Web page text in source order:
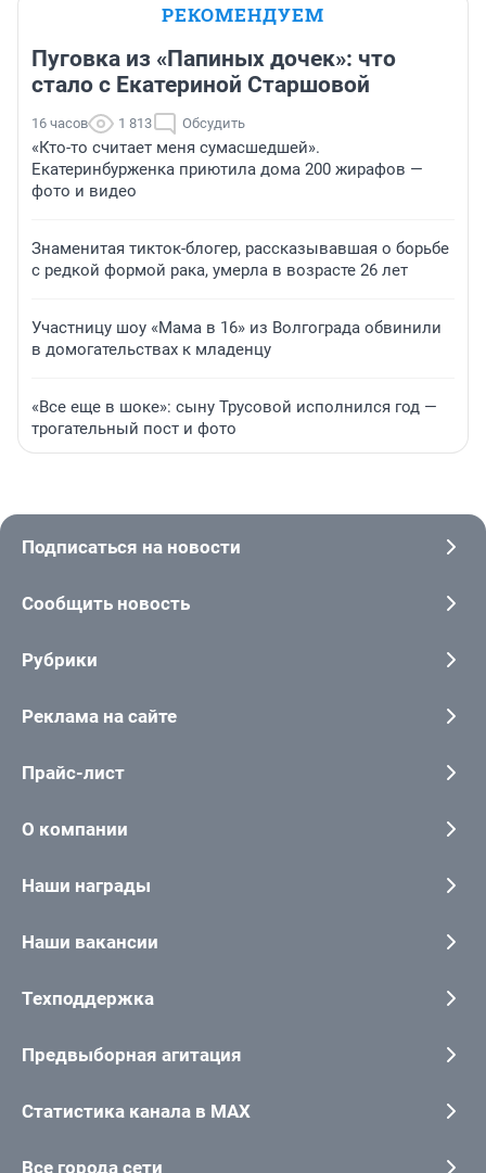
РЕКОМЕНДУЕМ
Пуговка из «Папиных дочек»: что
стало с Екатериной Старшовой
16 часов 1 813 Обсудить
«Кто-то считает меня сумасшедшей».
Екатеринбурженка приютила дома 200 жирафов —
фото и видео
Знаменитая тикток-блогер, рассказывавшая о борьбе
с редкой формой рака, умерла в возрасте 26 лет
Участницу шоу «Мама в 16» из Волгограда обвинили
в домогательствах к младенцу
«Все еще в шоке»: сыну Трусовой исполнился год —
трогательный пост и фото
Подписаться на новости
Сообщить новость
Рубрики
Реклама на сайте
Прайс-лист
О компании
Наши награды
Наши вакансии
Техподдержка
Предвыборная агитация
Статистика канала в MAX
Все города сети